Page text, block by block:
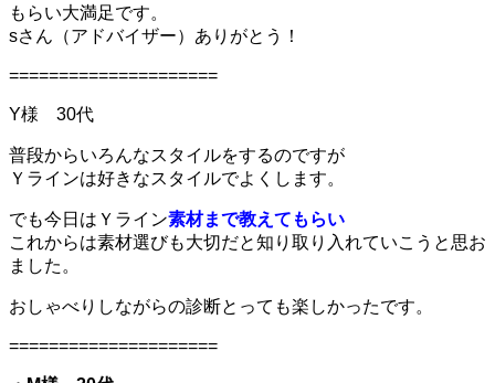
もらい大満足です。
sさん（アドバイザー）ありがとう！
=====================
Y様 30代
普段からいろんなスタイルをするのですが
Ｙラインは好きなスタイルでよくします。
でも今日はＹライン素材まで教えてもらい
これからは素材選びも大切だと知り取り入れていこうと思お
ました。
おしゃべりしながらの診断とっても楽しかったです。
=====================